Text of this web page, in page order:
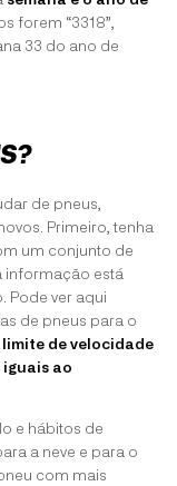
forem “3318”,
33 do ano de
de pneus,
Primeiro, tenha
um conjunto de
informação está
Pode ver aqui
de pneus para o
de velocidade
iguais ao
e hábitos de
a neve e para o
com mais